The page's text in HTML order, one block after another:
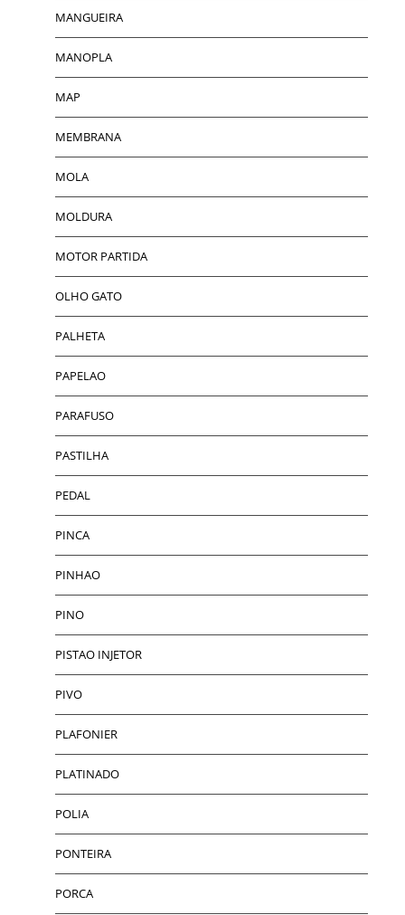
MANGUEIRA
MANOPLA
MAP
MEMBRANA
MOLA
MOLDURA
MOTOR PARTIDA
OLHO GATO
PALHETA
PAPELAO
PARAFUSO
PASTILHA
PEDAL
PINCA
PINHAO
PINO
PISTAO INJETOR
PIVO
PLAFONIER
PLATINADO
POLIA
PONTEIRA
PORCA